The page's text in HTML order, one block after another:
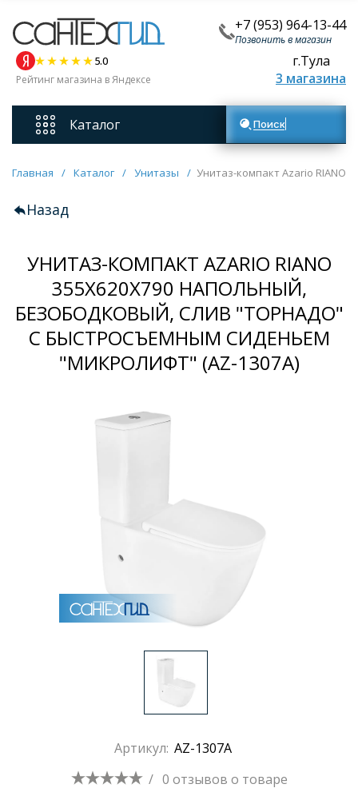
+7 (953) 964-13-44
Позвонить в магазин
5.0
Рейтинг магазина в Яндексе
г.Тула
3 магазина
Каталог
Смесители
Унитазы
Мебель для ванных комнат
Ванны
Кухонные мойки
Полотенцесушители
Аксессуары для ванных комнат
Зеркала
Душевые уголки и ограждения
Поиск товаров
Главная / Каталог / Унитазы / Унитаз-компакт Azario RIANO
Назад
УНИТАЗ-КОМПАКТ AZARIO RIANO
355Х620Х790 НАПОЛЬНЫЙ,
БЕЗОБОДКОВЫЙ, СЛИВ "ТОРНАДО"
С БЫСТРОСЪЕМНЫМ СИДЕНЬЕМ
"МИКРОЛИФТ" (AZ-1307A)
Артикул: AZ-1307A
/ 0 отзывов о товаре